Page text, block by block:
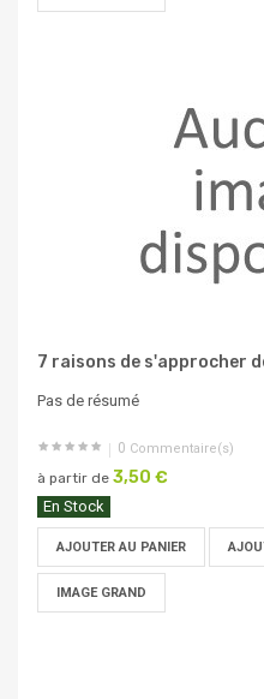
7 raisons de s'approcher
Pas de résumé
0 Commentaire(s)
à partir de 3,50 €
En Stock
AJOUTER AU PANIER
IMAGE GRAND